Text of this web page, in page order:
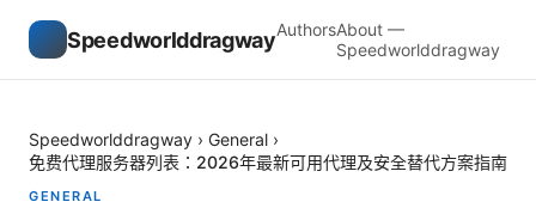
SpeedworlddragwayAuthorsAbout —
Speedworlddragway
Speedworlddragway › General ›
免费代理服务器列表：2026年最新可用代理及安全替代方案指南
GENERAL